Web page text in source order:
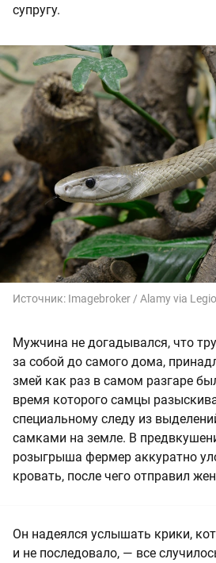
супругу.
Источник: Imagebroker / Alamy via
Мужчина не догадывался, что
за собой до самого дома,
змей как раз в самом разгаре
время которого самцы
специальному следу из
самками на земле. В
розыгрыша фермер аккуратно
кровать, после чего отправил
Он надеялся услышать крики,
и не последовало, — все